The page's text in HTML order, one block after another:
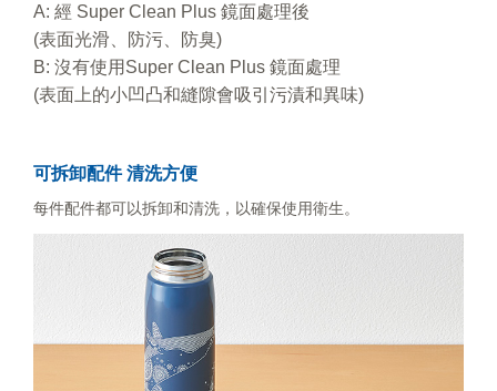
A: 經 Super Clean Plus 鏡面處理後
(表面光滑、防污、防臭)
B: 沒有使用Super Clean Plus 鏡面處理
(表面上的小凹凸和縫隙會吸引污漬和異味)
可拆卸配件 清洗方便
每件配件都可以拆卸和清洗，以確保使用衛生。